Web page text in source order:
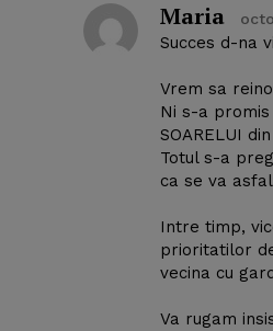
Maria
Succes d-na
Vrem sa
Ni s-a
SOARELUI
Totul s-a
ca se va
Intre timp,
prioritatilor
vecina cu
Va rugam